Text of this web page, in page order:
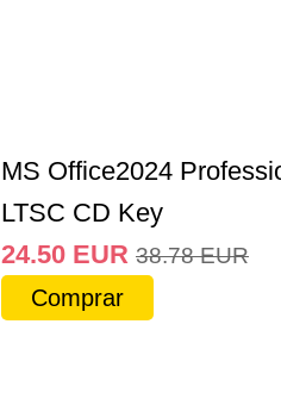
MS Office2024
LTSC CD Key
24.50 EUR 38.78 EUR
Comprar